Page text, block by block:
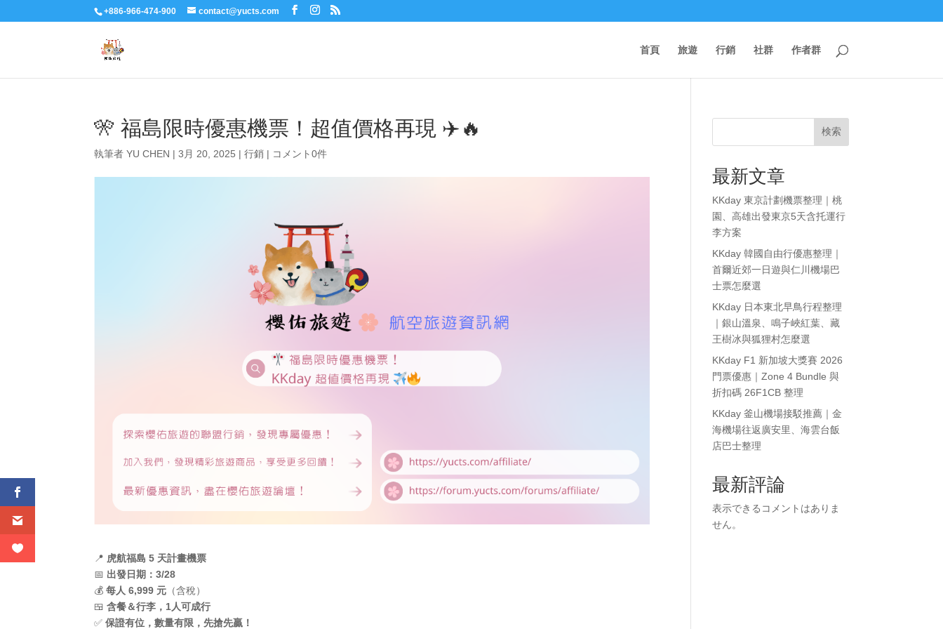
+886-966-474-900 contact@yucts.com
首頁 旅遊 行銷 社群 作者群
🎌 福島限時優惠機票！超值價格再現 ✈️🔥
執筆者YU CHEN |3月 20, 2025 |行銷 | コメント0件
📍 虎航福島 5 天計畫機票
📅 出發日期：3/28
💰每人 6,999 元 （含稅）
🍱含餐＆行李，1人可成行
✅保證有位，數量有限，先搶先贏！
検索
最新文章
KKday 東京計劃機票整理｜桃
園、高雄出發東京5天含托運行
李方案
KKday 韓國自由行優惠整理｜
首爾近郊一日遊與仁川機場巴
士票怎麼選
KKday 日本東北早鳥行程整理
｜銀山溫泉、鳴子峽紅葉、藏
王樹冰與狐狸村怎麼選
KKday F1 新加坡大獎賽 2026
門票優惠｜Zone 4 Bundle 與
折扣碼 26F1CB 整理
KKday 釜山機場接駁推薦｜金
海機場往返廣安里、海雲台飯
店巴士整理
最新評論
表示できるコメントはありま
せん。